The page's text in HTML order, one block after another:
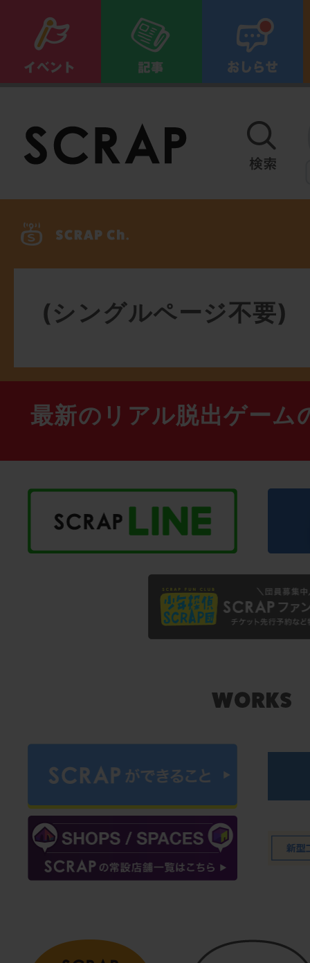
(シングルページ不要)
最新のリアル脱出ゲーム